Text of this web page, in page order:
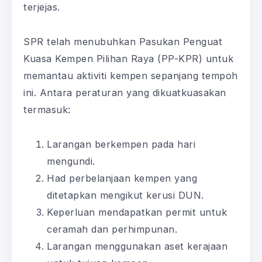
terjejas.
SPR telah menubuhkan Pasukan Penguat
Kuasa Kempen Pilihan Raya (PP-KPR) untuk
memantau aktiviti kempen sepanjang tempoh
ini. Antara peraturan yang dikuatkuasakan
termasuk:
Larangan berkempen pada hari
mengundi.
Had perbelanjaan kempen yang
ditetapkan mengikut kerusi DUN.
Keperluan mendapatkan permit untuk
ceramah dan perhimpunan.
Larangan menggunakan aset kerajaan